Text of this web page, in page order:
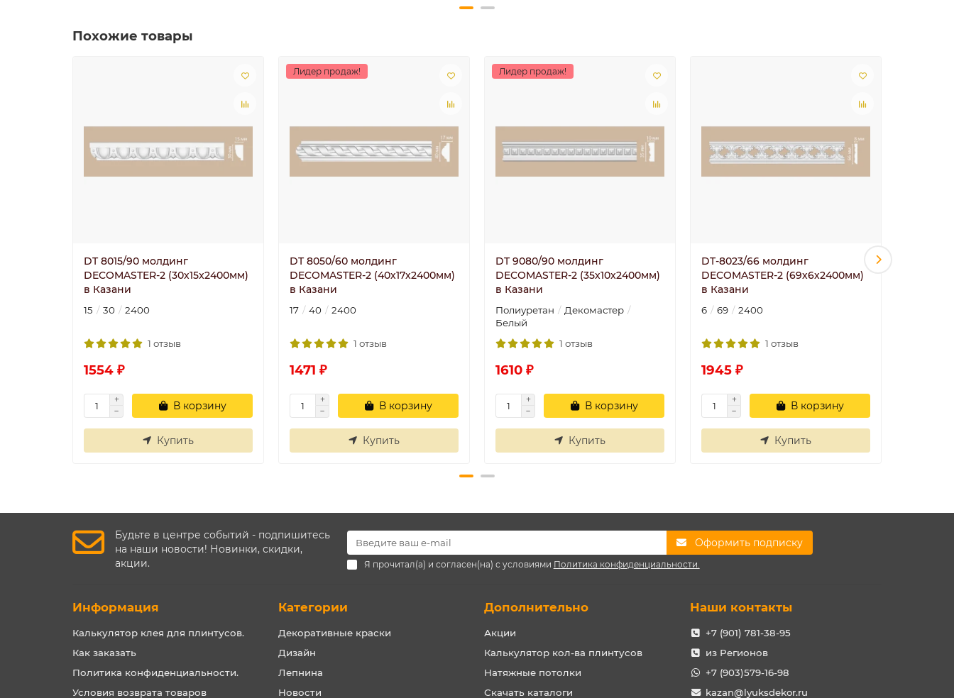
Похожие товары
DT 8015/90 молдинг
DECOMASTER-2 (30х15x2400мм)
в Казани
15 30 2400
1 отзыв
1554 ₽
В корзину
Купить
Лидер продаж!
DT 8050/60 молдинг
DECOMASTER-2 (40х17х2400мм)
в Казани
17 40 2400
1 отзыв
1471 ₽
В корзину
Купить
Лидер продаж!
DT 9080/90 молдинг
DECOMASTER-2 (35х10x2400мм)
в Казани
Полиуретан
Декомастер
Белый
1 отзыв
1610 ₽
В корзину
Купить
DT-8023/66 молдинг
DECOMASTER-2 (69х6х2400мм)
в Казани
6 69 2400
1 отзыв
1945 ₽
В корзину
Купить
Будьте в центре событий - подпишитесь
на наши новости! Новинки, скидки,
акции.
Оформить подписку
Я прочитал(а) и согласен(на) с условиями Политика конфиденциальности.
Информация
Калькулятор клея для плинтусов.
Как заказать
Политика конфиденциальности.
Условия возврата товаров
Категории
Декоративные краски
Дизайн
Лепнина
Новости
Дополнительно
Акции
Калькулятор кол-ва плинтусов
Натяжные потолки
Скачать каталоги
Наши контакты
+7 (901) 781-38-95
из Регионов
+7 (903)579-16-98
kazan@lyuksdekor.ru